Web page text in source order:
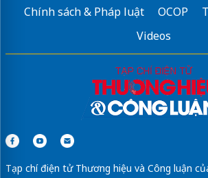
Chính sách & Pháp luật
OCOP
Videos
Tạp chí điện tử Thương hiệu và Công luận